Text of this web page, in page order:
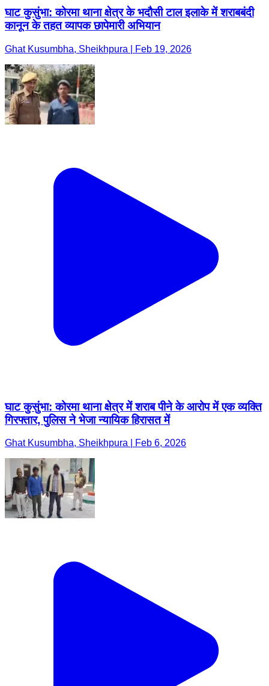
घाट कुसुंभा: कोरमा थाना क्षेत्र के भदौसी टाल इलाके में शराबबंदी
कानून के तहत व्यापक छापेमारी अभियान
Ghat Kusumbha, Sheikhpura | Feb 19, 2026
घाट कुसुंभा: कोरमा थाना क्षेत्र में शराब पीने के आरोप में एक व्यक्ति
गिरफ्तार, पुलिस ने भेजा न्यायिक हिरासत में
Ghat Kusumbha, Sheikhpura | Feb 6, 2026